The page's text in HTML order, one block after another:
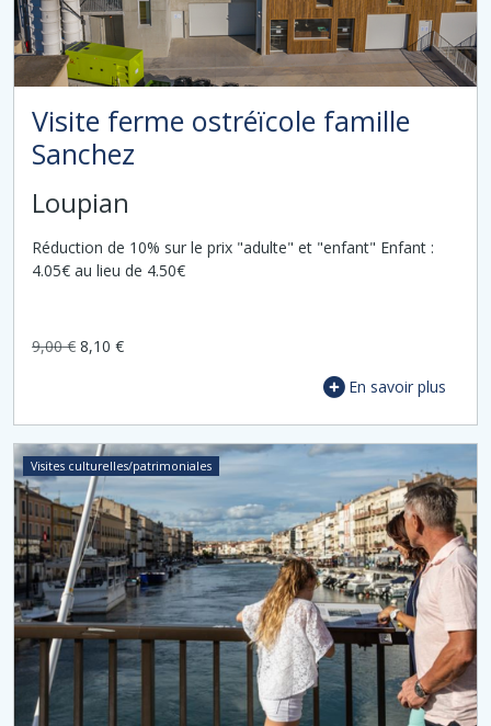
Visite ferme ostréïcole famille
Sanchez
Loupian
Réduction de 10% sur le prix "adulte" et "enfant" Enfant :
4.05€ au lieu de 4.50€
9,00 € 8,10 €
En savoir plus
Visites culturelles/patrimoniales